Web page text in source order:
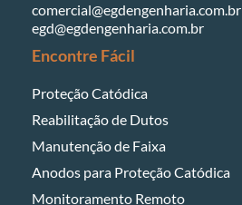
comercial@egdengenharia.com.br
egd@egdengenharia.com.br
Encontre Fácil
Proteção Catódica
Reabilitação de Dutos
Manutenção de Faixa
Anodos para Proteção Catódica
Monitoramento Remoto